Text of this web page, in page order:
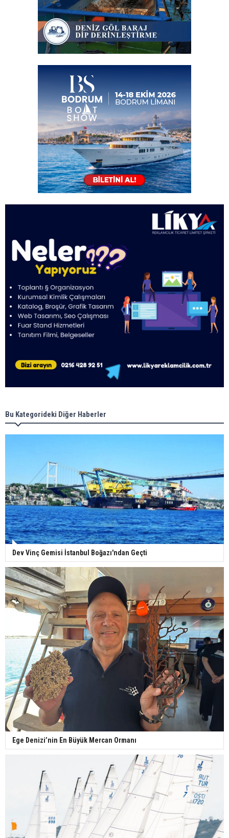
Bu Kategorideki Diğer Haberler
Dev Vinç Gemisi İstanbul Boğazı'ndan Geçti
Ege Denizi’nin En Büyük Mercan Ormanı